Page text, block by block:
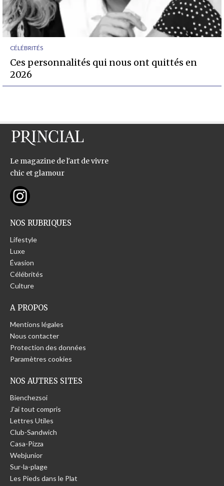
CÉLÉBRITÉS
Ces personnalités qui nous ont quittés en
2026
Le magazine de l'art de vivre
chic et glamour
NOS RUBRIQUES
Lifestyle
Luxe
Évasion
Célébrités
Culture
A PROPOS
Mentions légales
Nous contacter
Protection des données
Paramètres cookies
NOS AUTRES SITES
Bienchezsoi
J'ai tout compris
Lettres Utiles
Club-Sandwich
Casa-Pizza
Webjunior
Sur-la-plage
Les Pieds dans le Plat